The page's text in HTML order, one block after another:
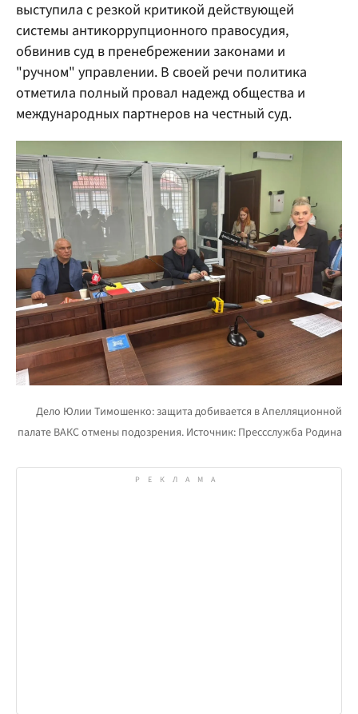
выступила с резкой критикой действующей
системы антикоррупционного правосудия,
обвинив суд в пренебрежении законами и
"ручном" управлении. В своей речи политика
отметила полный провал надежд общества и
международных партнеров на честный суд.